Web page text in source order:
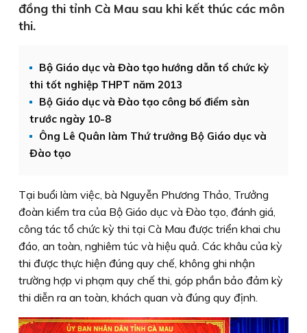
đồng thi tỉnh Cà Mau sau khi kết thúc các môn
thi.
Bộ Giáo dục và Đào tạo hướng dẫn tổ chức kỳ
thi tốt nghiệp THPT năm 2013
Bộ Giáo dục và Đào tạo công bố điểm sàn
trước ngày 10-8
Ông Lê Quân làm Thứ trưởng Bộ Giáo dục và
Đào tạo
Tại buổi làm việc, bà Nguyễn Phương Thảo, Trưởng
đoàn kiểm tra của Bộ Giáo dục và Đào tạo, đánh giá,
công tác tổ chức kỳ thi tại Cà Mau được triển khai chu
đáo, an toàn, nghiêm túc và hiệu quả. Các khâu của kỳ
thi được thực hiện đúng quy chế, không ghi nhận
trường hợp vi phạm quy chế thi, góp phần bảo đảm kỳ
thi diễn ra an toàn, khách quan và đúng quy định.